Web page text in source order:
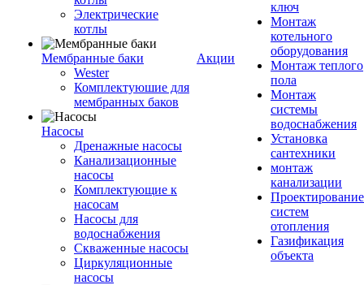
Электрические
котлы
Мембранные баки
Wester
Комплектуюшие для
мембранных баков
Насосы
Дренажные насосы
Канализационные
насосы
Комплектующие к
насосам
Насосы для
водоснабжения
Скваженные насосы
Циркуляционные
насосы
Акции
ключ
Монтаж
котельного
оборудования
Монтаж теплого
пола
Монтаж
системы
водоснабжения
Установка
сантехники
монтаж
канализации
Проектирование
систем
отопления
Газификация
объекта